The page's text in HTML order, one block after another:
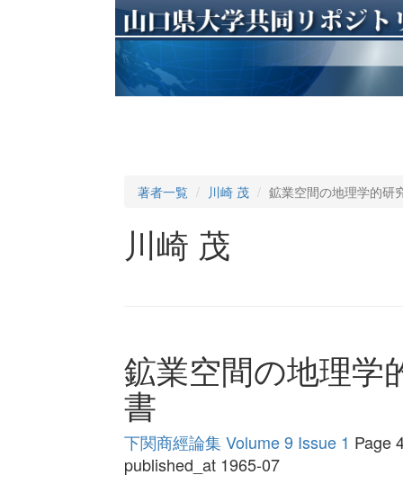
著者一覧 川崎 茂 鉱業空間の地理学的研
川崎 茂
鉱業空間の地理学
書
下関商經論集 Volume 9 Issue 1 Page
published_at 1965-07